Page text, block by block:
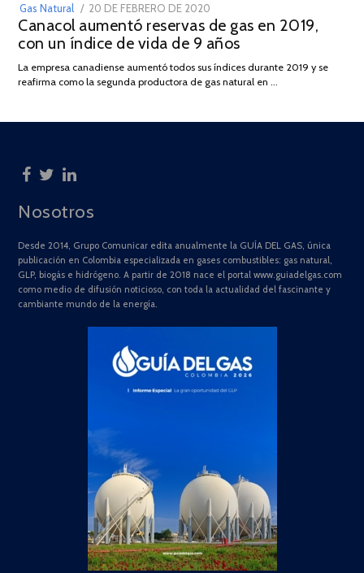
Gas Natural
POSTED
ON
20 DE FEBRERO DE 2020
DE
JULIO
2025
Canacol aumentó reservas de gas en 2019,
con un índice de vida de 9 años
La empresa canadiense aumentó todos sus índices durante 2019 y se
reafirma como la segunda productora de gas natural en …
Nosotros
Desde 2014, Grupo Comunicar edita anualmente la GUÍA DEL GAS, única
publicación en Colombia especializada en gases combustibles: gas natural,
GLP, biogás e hidrógeno. A partir de 2018 nace el portal www.guiadelgas.com
como medio de difusión noticioso, con toda la actualidad del fascinante y
cambiante mundo de la energía.